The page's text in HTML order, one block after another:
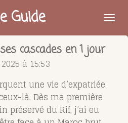
Guide
cascades en 1 jour
à 15:53
une vie d’expatriée.
là. Dès ma première
préservé du Rif, j’ai eu